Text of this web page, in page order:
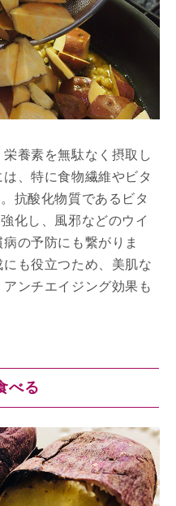
養素を無駄なく摂取し
、特に食物繊維やビタ
抗酸化物質であるビタ
化し、風邪などのウイ
の予防にも繋がりま
も役立つため、美肌な
ンチエイジング効果も
べる